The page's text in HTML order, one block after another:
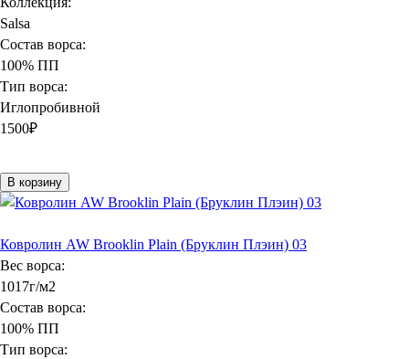
Salsa
Состав ворса:
100% ПП
Тип ворса:
Иглопробивной
1500₽
В корзину
Ковролин AW Brooklin Plain (Бруклин Плэин) 03
Вес ворса:
1017г/м2
Состав ворса:
100% ПП
Тип ворса: